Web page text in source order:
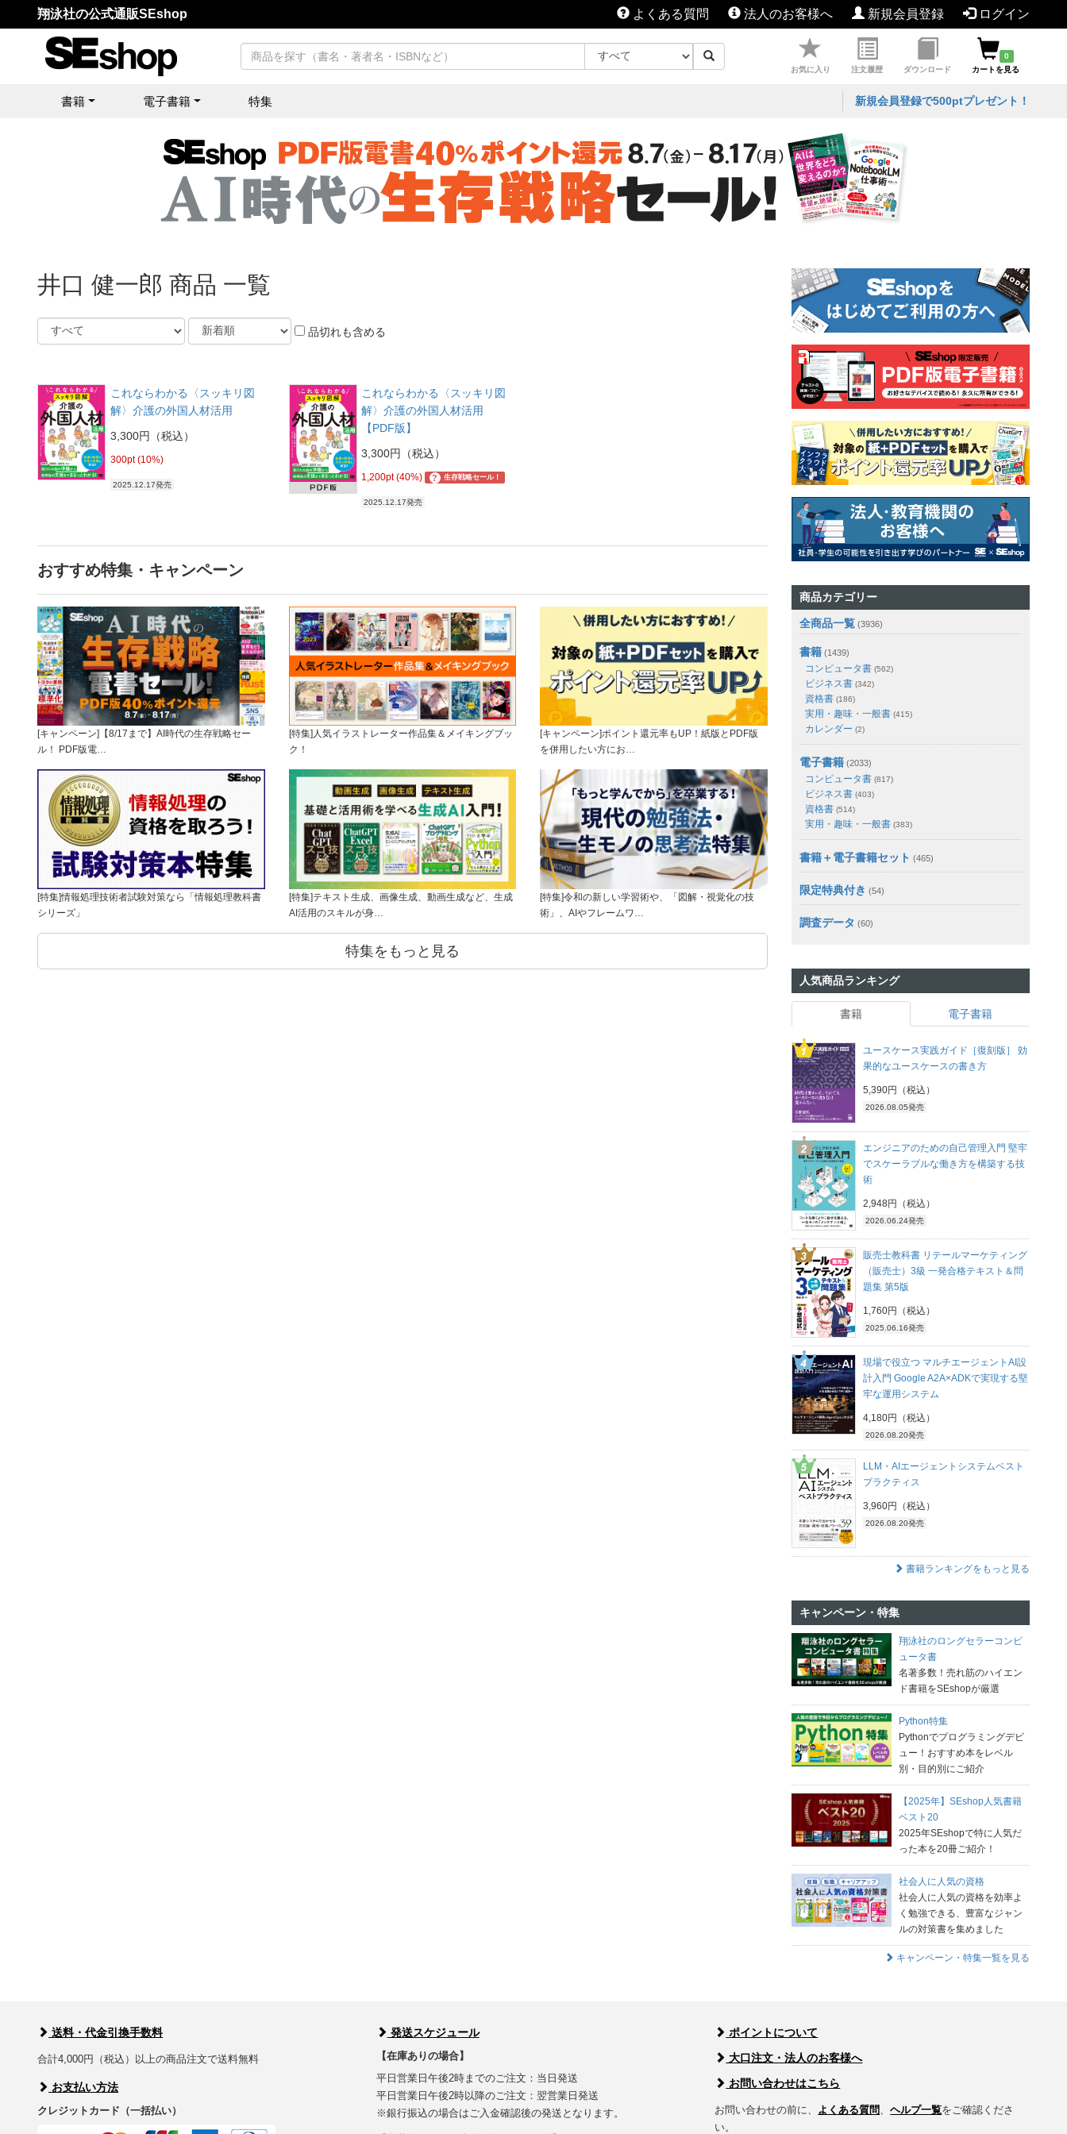
翔泳社の公式通販SEshop よくある質問 法人のお客様へ 新規会員登録 ログイン
お気に入り 注文履歴 ダウンロード
0
カートを見る
書籍 電子書籍 特集 新規会員登録で500ptプレゼント！
井口 健一郎 商品 一覧
品切れも含める
これならわかる〈スッキリ図
解〉介護の外国人材活用
3,300円（税込）
300pt (10%)
2025.12.17発売
これならわかる〈スッキリ図
解〉介護の外国人材活用
【PDF版】
3,300円（税込）
1,200pt (40%) ? 生存戦略セール！
2025.12.17発売
おすすめ特集・キャンペーン
[キャンペーン]【8/17まで】AI時代の生存戦略セー
ル！ PDF版電…
[特集]人気イラストレーター作品集＆メイキングブッ
ク！
[キャンペーン]ポイント還元率もUP！紙版とPDF版
を併用したい方にお…
[特集]情報処理技術者試験対策なら「情報処理教科書
シリーズ」
[特集]テキスト生成、画像生成、動画生成など、生成
AI活用のスキルが身…
[特集]令和の新しい学習術や、「図解・視覚化の技
術」、AIやフレームワ…
特集をもっと見る
商品カテゴリー
全商品一覧 (3936)
書籍 (1439)
コンピュータ書 (562)
ビジネス書 (342)
資格書 (186)
実用・趣味・一般書 (415)
カレンダー (2)
電子書籍 (2033)
コンピュータ書 (817)
ビジネス書 (403)
資格書 (514)
実用・趣味・一般書 (383)
書籍＋電子書籍セット (465)
限定特典付き (54)
調査データ (60)
人気商品ランキング
書籍 電子書籍
ユースケース実践ガイド［復刻版］ 効
果的なユースケースの書き方
5,390円（税込）
2026.08.05発売
エンジニアのための自己管理入門 堅牢
でスケーラブルな働き方を構築する技
術
2,948円（税込）
2026.06.24発売
販売士教科書 リテールマーケティング
（販売士）3級 一発合格テキスト＆問
題集 第5版
1,760円（税込）
2025.06.16発売
現場で役立つ マルチエージェントAI設
計入門 Google A2A×ADKで実現する堅
牢な運用システム
4,180円（税込）
2026.08.20発売
LLM・AIエージェントシステムベスト
プラクティス
3,960円（税込）
2026.08.20発売
書籍ランキングをもっと見る
キャンペーン・特集
翔泳社のロングセラーコンピ
ュータ書
名著多数！売れ筋のハイエン
ド書籍をSEshopが厳選
Python特集
Pythonでプログラミングデビ
ュー！おすすめ本をレベル
別・目的別にご紹介
【2025年】SEshop人気書籍
ベスト20
2025年SEshopで特に人気だ
った本を20冊ご紹介！
社会人に人気の資格
社会人に人気の資格を効率よ
く勉強できる、豊富なジャン
ルの対策書を集めました
キャンペーン・特集一覧を見る
送料・代金引換手数料
合計4,000円（税込）以上の商品注文で送料無料
お支払い方法
クレジットカード（一括払い）
発送スケジュール
【在庫ありの場合】
平日営業日午後2時までのご注文：当日発送
平日営業日午後2時以降のご注文：翌営業日発送
※銀行振込の場合はご入金確認後の発送となります。
ポイントについて
大口注文・法人のお客様へ
お問い合わせはこちら
お問い合わせの前に、 よくある質問、ヘルプ一覧をご確認くださ
い。